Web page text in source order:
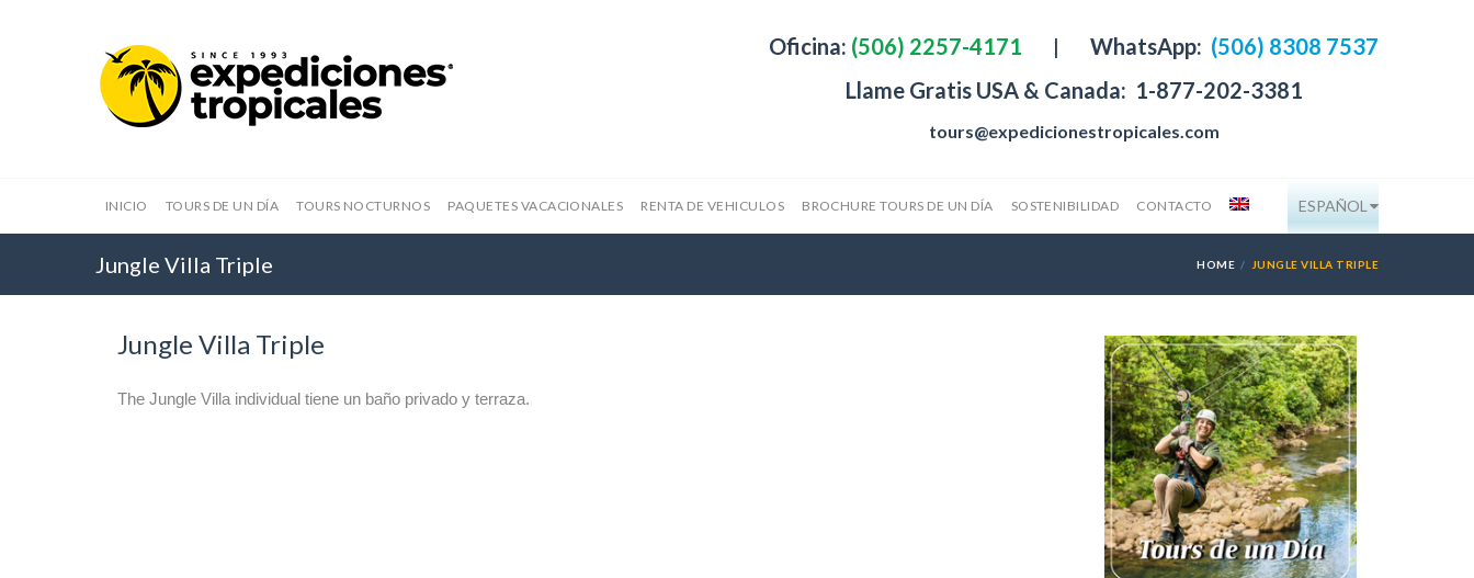
Oficina: (506) 2257-4171 | WhatsApp: (506) 8308 7537
Llame Gratis USA & Canada: 1-877-202-3381
tours@expedicionestropicales.com
INICIO TOURS DE UN DÍA TOURS NOCTURNOS PAQUETES VACACIONALES RENTA DE VEHICULOS BROCHURE TOURS DE UN DÍA SOSTENIBILIDAD CONTACTO ESPAÑOL
Jungle Villa Triple HOME JUNGLE VILLA TRIPLE
Jungle Villa Triple
The Jungle Villa individual tiene un baño privado y terraza.